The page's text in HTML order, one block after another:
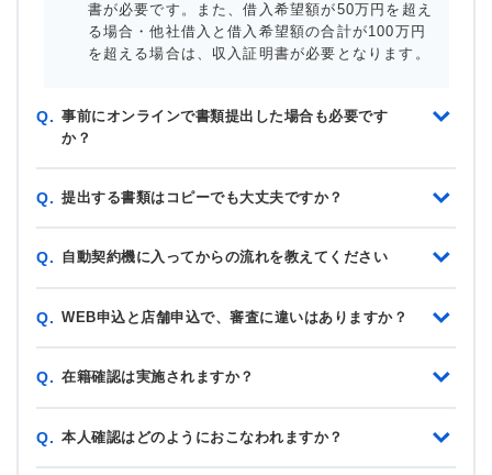
書が必要です。また、借入希望額が50万円を超え
る場合・他社借入と借入希望額の合計が100万円
を超える場合は、収入証明書が必要となります。
Q. 事前にオンラインで書類提出した場合も必要です
か？
Q. 提出する書類はコピーでも大丈夫ですか？
Q. 自動契約機に入ってからの流れを教えてください
Q. WEB申込と店舗申込で、審査に違いはありますか？
Q. 在籍確認は実施されますか？
Q. 本人確認はどのようにおこなわれますか？